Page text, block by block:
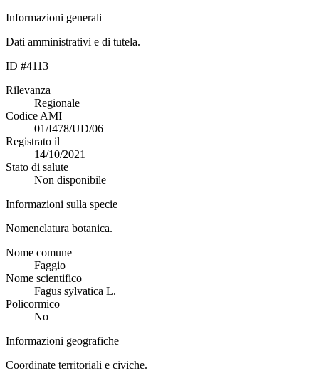
Informazioni generali
Dati amministrativi e di tutela.
ID #4113
Rilevanza
Regionale
Codice AMI
01/I478/UD/06
Registrato il
14/10/2021
Stato di salute
Non disponibile
Informazioni sulla specie
Nomenclatura botanica.
Nome comune
Faggio
Nome scientifico
Fagus sylvatica L.
Policormico
No
Informazioni geografiche
Coordinate territoriali e civiche.